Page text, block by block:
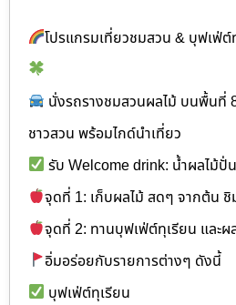
โปรแกรมเที่ยวชมสวน & บุฟเฟ่ต์
นั่งรถรางชมสวนผลไม้ บนพื้นที่
ชาวสวน พร้อมไกด์นำเที่ยว
รับ Welcome drink: น้ำผลไม้ปั่
จุดที่ 1: เก็บผลไม้ สดๆ จากต้น
จุดที่ 2: ทานบุฟเฟ่ต์ทุเรียน และผ
อิ่มอร่อยกับรายการต่างๆ ดังนี้
บุฟเฟ่ต์ทุเรียน